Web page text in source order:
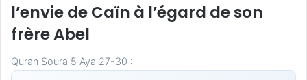
l’envie de Caïn à l’égard de son
frère Abel
Quran Soura 5 Aya 27-30 :